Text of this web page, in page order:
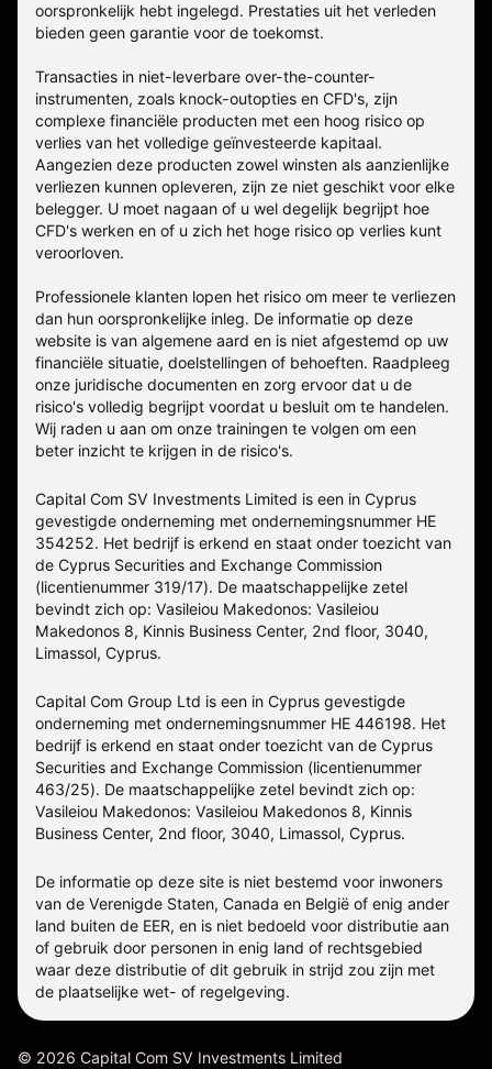
oorspronkelijk hebt ingelegd. Prestaties uit het verleden
bieden geen garantie voor de toekomst.
Transacties in niet-leverbare over-the-counter-
instrumenten, zoals knock-outopties en CFD's, zijn
complexe financiële producten met een hoog risico op
verlies van het volledige geïnvesteerde kapitaal.
Aangezien deze producten zowel winsten als aanzienlijke
verliezen kunnen opleveren, zijn ze niet geschikt voor elke
belegger. U moet nagaan of u wel degelijk begrijpt hoe
CFD's werken en of u zich het hoge risico op verlies kunt
veroorloven.
Professionele klanten lopen het risico om meer te verliezen
dan hun oorspronkelijke inleg. De informatie op deze
website is van algemene aard en is niet afgestemd op uw
financiële situatie, doelstellingen of behoeften. Raadpleeg
onze juridische documenten en zorg ervoor dat u de
risico's volledig begrijpt voordat u besluit om te handelen.
Wij raden u aan om onze trainingen te volgen om een
beter inzicht te krijgen in de risico's.
Capital Com SV Investments Limited is een in Cyprus
gevestigde onderneming met ondernemingsnummer HE
354252. Het bedrijf is erkend en staat onder toezicht van
de Cyprus Securities and Exchange Commission
(licentienummer 319/17). De maatschappelijke zetel
bevindt zich op: Vasileiou Makedonos: Vasileiou
Makedonos 8, Kinnis Business Center, 2nd floor, 3040,
Limassol, Cyprus.
Capital Com Group Ltd is een in Cyprus gevestigde
onderneming met ondernemingsnummer ΗΕ 446198. Het
bedrijf is erkend en staat onder toezicht van de Cyprus
Securities and Exchange Commission (licentienummer
463/25). De maatschappelijke zetel bevindt zich op:
Vasileiou Makedonos: Vasileiou Makedonos 8, Kinnis
Business Center, 2nd floor, 3040, Limassol, Cyprus.
De informatie op deze site is niet bestemd voor inwoners
van de Verenigde Staten, Canada en België of enig ander
land buiten de EER, en is niet bedoeld voor distributie aan
of gebruik door personen in enig land of rechtsgebied
waar deze distributie of dit gebruik in strijd zou zijn met
de plaatselijke wet- of regelgeving.
© 2026 Capital Com SV Investments Limited